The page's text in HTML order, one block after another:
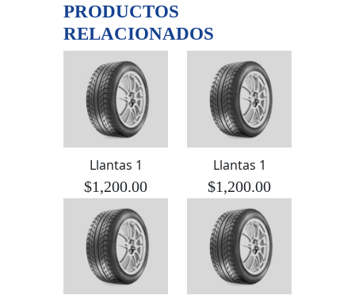
PRODUCTOS
RELACIONADOS
Llantas 1
$1,200.00
Llantas 1
$1,200.00